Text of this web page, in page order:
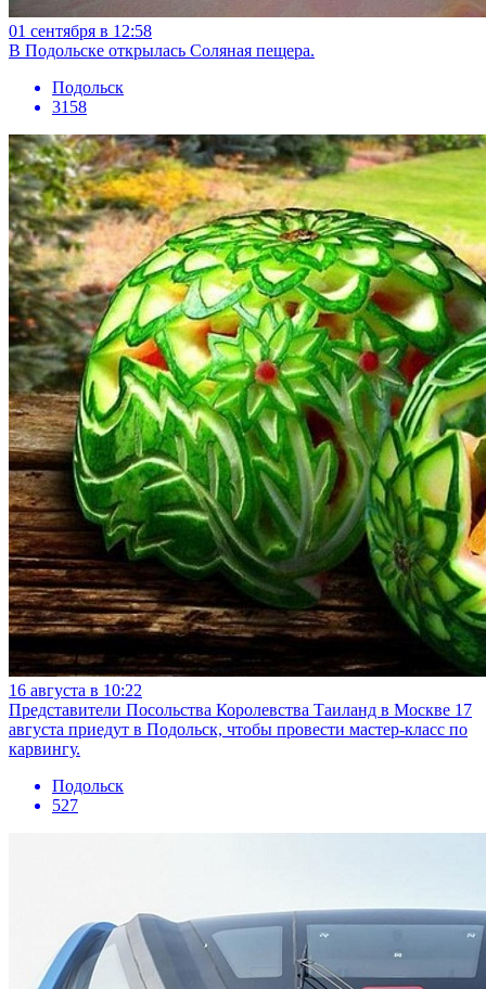
01 сентября в 12:58
В Подольске открылась Соляная пещера.
Подольск
3158
16 августа в 10:22
Представители Посольства Королевства Таиланд в Москве 17
августа приедут в Подольск, чтобы провести мастер-класс по
карвингу.
Подольск
527